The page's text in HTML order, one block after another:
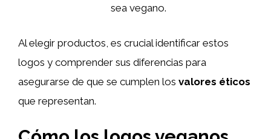
sea vegano.
Al elegir productos, es crucial identificar estos
logos y comprender sus diferencias para
asegurarse de que se cumplen los valores éticos
que representan.